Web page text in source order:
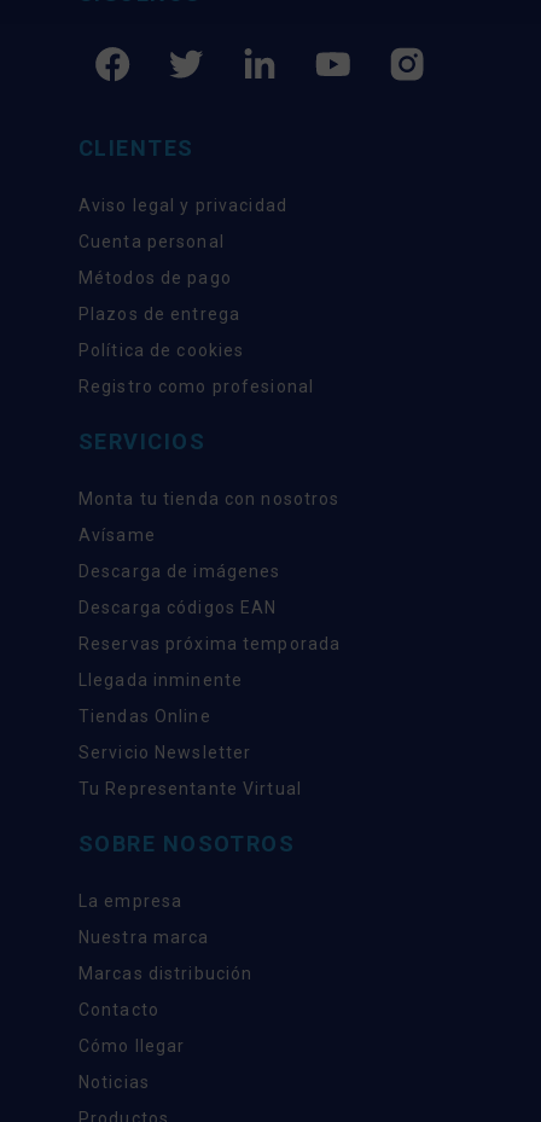
CLIENTES
Aviso legal y privacidad
Cuenta personal
Métodos de pago
Plazos de entrega
Política de cookies
Registro como profesional
SERVICIOS
Monta tu tienda con nosotros
Avísame
Descarga de imágenes
Descarga códigos EAN
Reservas próxima temporada
Llegada inminente
Tiendas Online
Servicio Newsletter
Tu Representante Virtual
SOBRE NOSOTROS
La empresa
Nuestra marca
Marcas distribución
Contacto
Cómo llegar
Noticias
Productos